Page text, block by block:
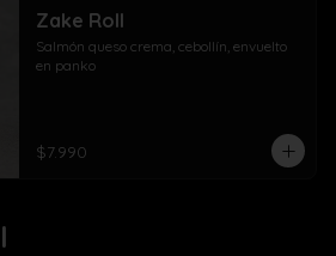
Zake Roll
Salmón queso crema, cebollín, envuelto
en panko
$7.990